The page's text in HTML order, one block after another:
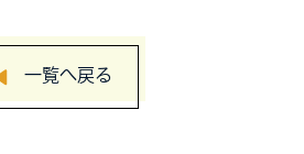
一覧へ戻る